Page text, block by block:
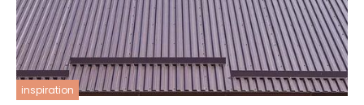
inspiration